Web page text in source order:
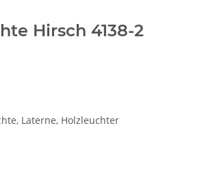
Hirsch 4138-2
Laterne, Holzleuchter